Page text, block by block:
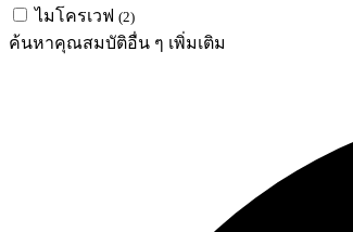
ไมโครเวฟ (2)
ค้นหาคุณสมบัติอื่น ๆ เพิ่มเติม